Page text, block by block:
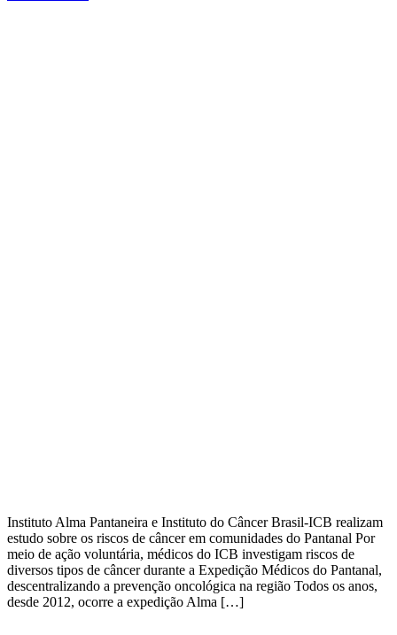
Instituto Alma Pantaneira e Instituto do Câncer Brasil-ICB realizam
estudo sobre os riscos de câncer em comunidades do Pantanal Por
meio de ação voluntária, médicos do ICB investigam riscos de
diversos tipos de câncer durante a Expedição Médicos do Pantanal,
descentralizando a prevenção oncológica na região Todos os anos,
desde 2012, ocorre a expedição Alma […]